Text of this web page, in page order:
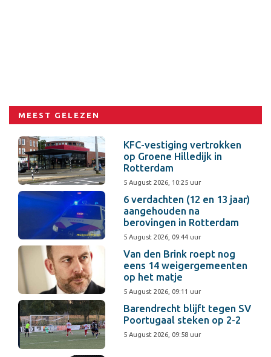
MEEST GELEZEN
KFC-vestiging vertrokken
op Groene Hilledijk in
Rotterdam
5 August 2026, 10:25 uur
6 verdachten (12 en 13 jaar)
aangehouden na
berovingen in Rotterdam
5 August 2026, 09:44 uur
Van den Brink roept nog
eens 14 weigergemeenten
op het matje
5 August 2026, 09:11 uur
Barendrecht blijft tegen SV
Poortugaal steken op 2-2
5 August 2026, 09:58 uur